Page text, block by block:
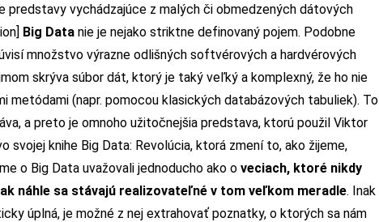
predstavy vychádzajúce z malých či obmedzených dátových
Big Data nie je nejako striktne definovaný pojem. Podobne
množstvo výrazne odlišných softvérových a hardvérových
skrýva súbor dát, ktorý je taký veľký a komplexný, že ho nie
metódami (napr. pomocou klasických databázových tabuliek). To
a preto je omnoho užitočnejšia predstava, ktorú použil Viktor
svojej knihe Big Data: Revolúcia, ktorá zmení to, ako žijeme,
o Big Data uvažovali jednoducho ako o veciach, ktoré nikdy
náhle sa stávajú realizovateľné v tom veľkom meradle. Inak
úplná, je možné z nej extrahovať poznatky, o ktorých sa nám